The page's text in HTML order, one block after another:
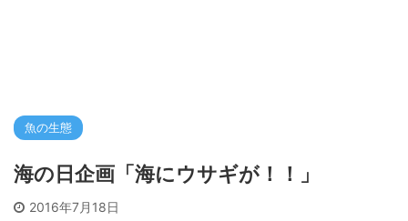
魚の生態
海の日企画「海にウサギが！！」
2016年7月18日